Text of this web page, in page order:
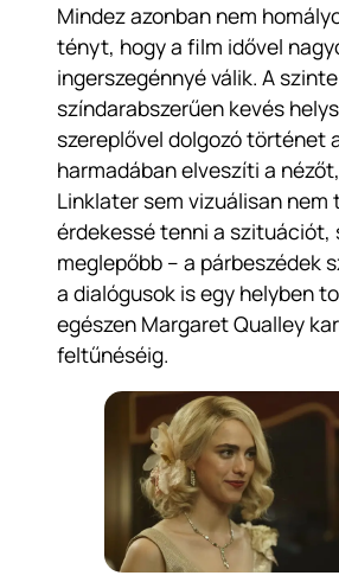
Mindez azonban nem
tényt, hogy a film idővel
ingerszegénnyé válik. A szinte
színdarabszerűen kevés
szereplővel dolgozó történet
harmadában elveszíti a
Linklater sem vizuálisan nem
érdekessé tenni a szituációt,
meglepőbb – a párbeszédek
a dialógusok is egy helyben
egészen Margaret Qualley
feltűnéséig.